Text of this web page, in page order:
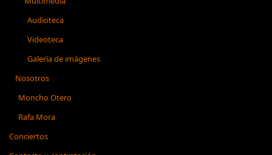
Audioteca
Videoteca
Galería de imágenes
Nosotros
Moncho Otero
Rafa Mora
Conciertos